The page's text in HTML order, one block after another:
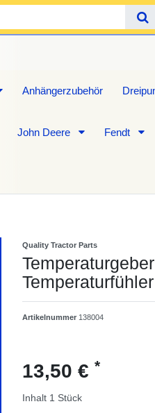
Anhängerzubehör
John Deere Fendt
Quality Tractor Parts
Artikelnummer 138004
13,50 € *
Inhalt 1 Stück